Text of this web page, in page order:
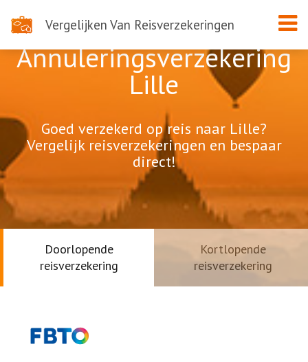
Vergelijken Van Reisverzekeringen
Annuleringsverzekering
Lille
Goed verzekerd op reis naar Lille?
Vergelijk reisverzekeringen en bespaar
direct!
Doorlopende
reisverzekering
Kortlopende
reisverzekering